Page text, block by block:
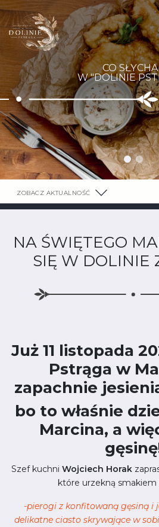
CO
W "DOLINIE
ZOBACZ AKTUALNOŚĆ
NA ŚWIĘTEGO
SIĘ W DOLINIE
Już 11 listopada
Pstrąga w
zapachnie
bo to właśnie
Marcina, a
Szef kuchni Wojciech Horak
które urzekną
-pierogi z konfitowaną gęsiną i
delikatne ciasto skrywające w